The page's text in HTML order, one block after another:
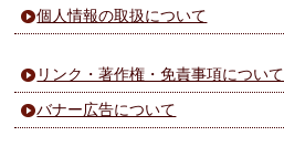
個人情報の取扱について
リンク・著作権・免責事項について
バナー広告について